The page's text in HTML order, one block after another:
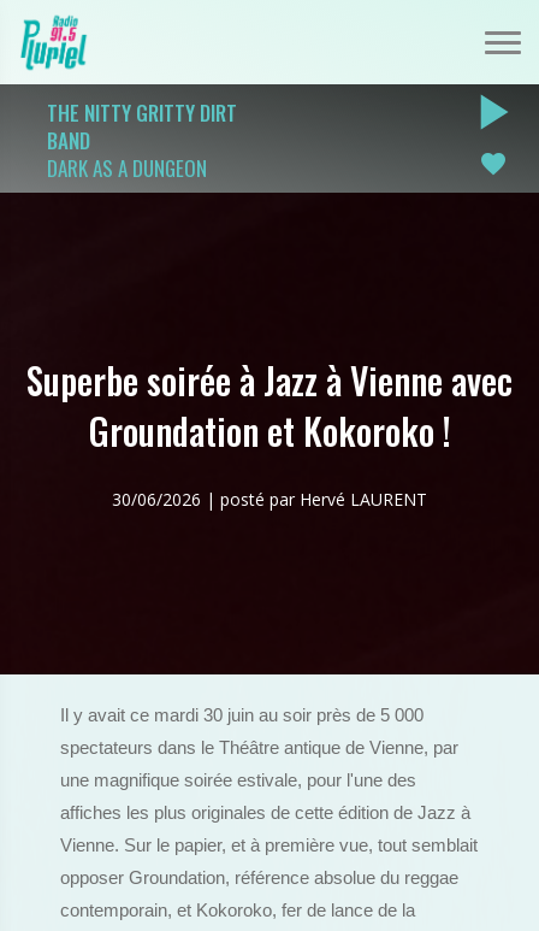
THE NITTY GRITTY DIRT
BAND
DARK AS A DUNGEON
play_arrow
favorite
Superbe soirée à Jazz à Vienne avec
Groundation et Kokoroko !
30/06/2026 | posté par Hervé LAURENT
Il y avait ce mardi 30 juin au soir près de 5 000
spectateurs dans le Théâtre antique de Vienne, par
une magnifique soirée estivale, pour l'une des
affiches les plus originales de cette édition de Jazz à
Vienne. Sur le papier, et à première vue, tout semblait
opposer Groundation, référence absolue du reggae
contemporain, et Kokoroko, fer de lance de la